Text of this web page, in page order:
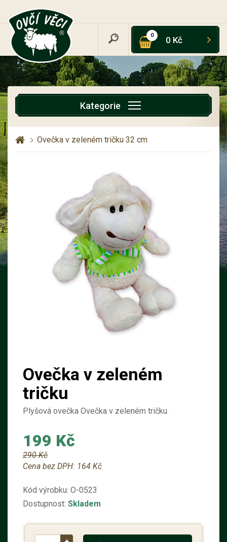
0 0 Kč
Kategorie
Ovečka v zeleném tričku 32 cm
Ovečka v zeleném
tričku
Plyšová ovečka Ovečka v zeleném tričku.
199 Kč
290 Kč
Cena bez DPH: 164 Kč
Kód výrobku: O-0523
Dostupnost: Skladem